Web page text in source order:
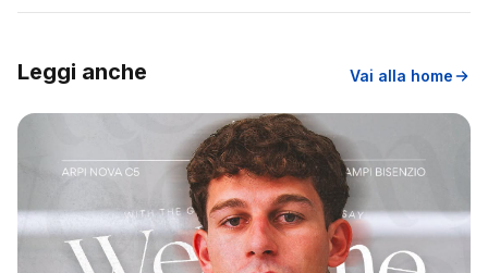
Leggi anche Vai alla home